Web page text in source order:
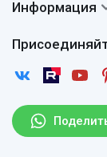
Сертификаты
Вопросы и
Отзывы
Статьи
Рассылка
Возврат
Информация
Защита
Правила